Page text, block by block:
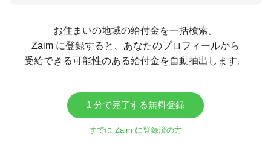
お住まいの地域の給付金を一括検索。
Zaim に登録すると、あなたのプロフィールから
受給できる可能性のある給付金を自動抽出します。
1 分で完了する無料登録
すでに Zaim に登録済の方